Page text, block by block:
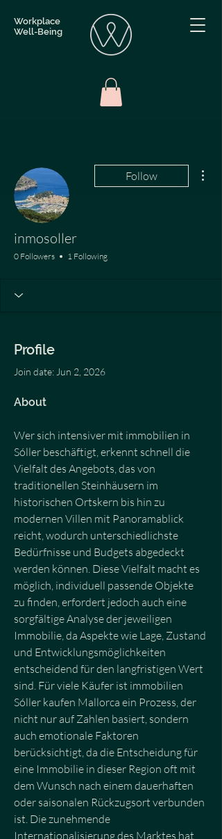
Workplace
Well-Being
Follow
inmosoller
0 Followers 1 Following
Profile
Join date: Jun 2, 2026
About
Wer sich intensiver mit immobilien in
Sóller beschäftigt, erkennt schnell die
Vielfalt des Angebots, das von
traditionellen Steinhäusern im
historischen Ortskern bis hin zu
modernen Villen mit Panoramablick
reicht, wodurch unterschiedlichste
Bedürfnisse und Budgets abgedeckt
werden können. Diese Vielfalt macht es
möglich, individuell passende Objekte
zu finden, erfordert jedoch auch eine
sorgfältige Analyse der jeweiligen
Immobilie, da Aspekte wie Lage, Zustand
und Entwicklungsmöglichkeiten
entscheidend für den langfristigen Wert
sind. Für viele Käufer ist immobilien
Sóller kaufen Mallorca ein Prozess, der
nicht nur auf Zahlen basiert, sondern
auch emotionale Faktoren
berücksichtigt, da die Entscheidung für
eine Immobilie in dieser Region oft mit
dem Wunsch nach einem dauerhaften
oder saisonalen Rückzugsort verbunden
ist. Die zunehmende
Internationalisierung des Marktes hat